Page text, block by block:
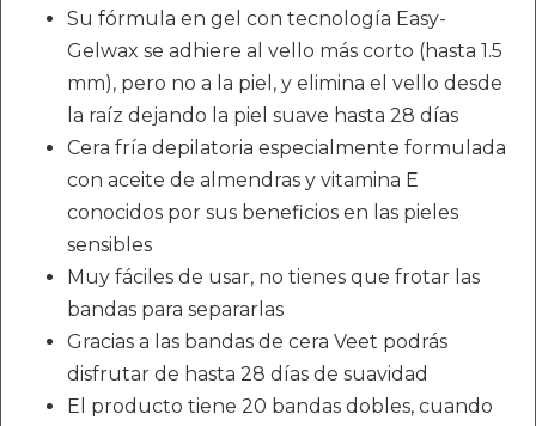
Su fórmula en gel con tecnología Easy-
Gelwax se adhiere al vello más corto (hasta 1.5
mm), pero no a la piel, y elimina el vello desde
la raíz dejando la piel suave hasta 28 días
Cera fría depilatoria especialmente formulada
con aceite de almendras y vitamina E
conocidos por sus beneficios en las pieles
sensibles
Muy fáciles de usar, no tienes que frotar las
bandas para separarlas
Gracias a las bandas de cera Veet podrás
disfrutar de hasta 28 días de suavidad
El producto tiene 20 bandas dobles, cuando